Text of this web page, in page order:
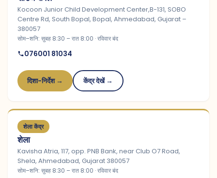
Kocoon Junior Child Development Center,B-131, SOBO
Centre Rd, South Bopal, Bopal, Ahmedabad, Gujarat –
380057
सोम–शनि: सुबह 8:30 – रात 8:00 · रविवार बंद
076001 81034
दिशा-निर्देश → केंद्र देखें →
शेला केंद्र
शेला
Kavisha Atria, 117, opp. PNB Bank, near Club O7 Road,
Shela, Ahmedabad, Gujarat 380057
सोम–शनि: सुबह 8:30 – रात 8:00 · रविवार बंद